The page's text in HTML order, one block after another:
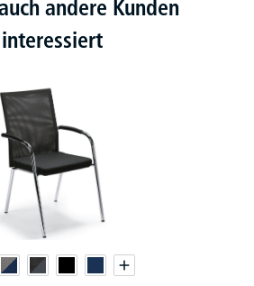
andere Kunden
interessiert